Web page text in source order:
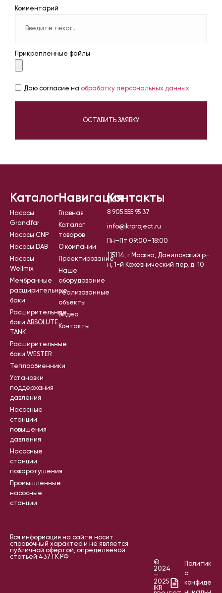
Комментарий
Прикрепленные файлы
Даю согласие на обработку персональных данных
ОСТАВИТЬ ЗАЯВКУ
Каталог
Насосы
Grandfar
Насосы CNP
Насосы DAB
Насосы
Wellmix
Мембранные
расширительные
баки
Расширительные
баки ABSOLUTE
TANK
Расширительные
баки WESTER
Теплообменники
Установки
поддержания
давления
Насосные
станции
повышения
давления
Насосные
станции
пожаротушения
Промышленные
насосные
станции
Навигация
Главная
Каталог
товаров
О компании
Проектирование
Наше
оборудование
Реализованные
объекты
Видео
Контакты
Контакты
8 905 555 95 37
info@ikrproject.ru
Пн–Пт 09:00–18:00
115114, г Москва, Даниловский р-
н, 1-й Кожевнический пер, д. 10
Вся информация на сайте носит
справочный характер и не является
публичной офертой, определяемой
статьей 437 ГК РФ
©
2024
—
2025
IKR
Политик
а
конфиде